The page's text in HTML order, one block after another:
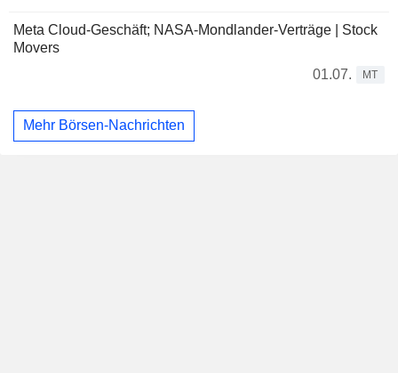
Meta Cloud-Geschäft; NASA-Mondlander-Verträge | Stock
Movers
01.07.
MT
Mehr Börsen-Nachrichten